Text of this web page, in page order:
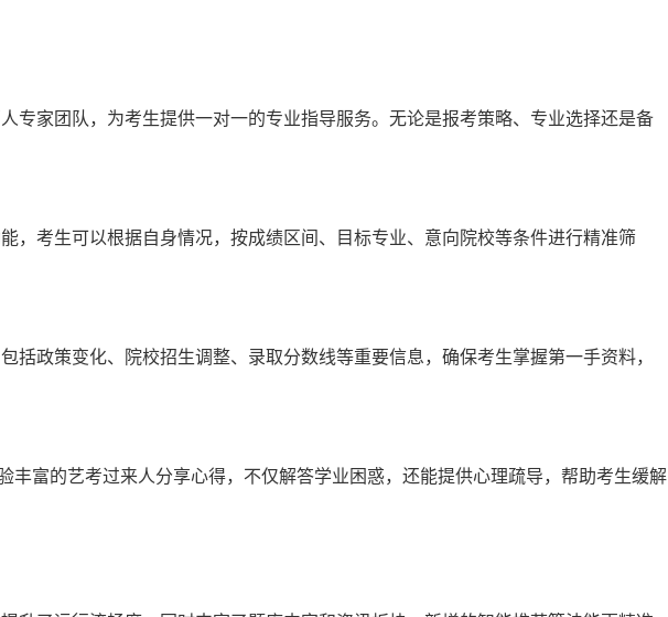
专家团队，为考生提供一对一的专业指导服务。无论是报考策略、专业选择还是备
，考生可以根据自身情况，按成绩区间、目标专业、意向院校等条件进行精准筛
括政策变化、院校招生调整、录取分数线等重要信息，确保考生掌握第一手资料，
丰富的艺考过来人分享心得，不仅解答学业困惑，还能提供心理疏导，帮助考生缓解